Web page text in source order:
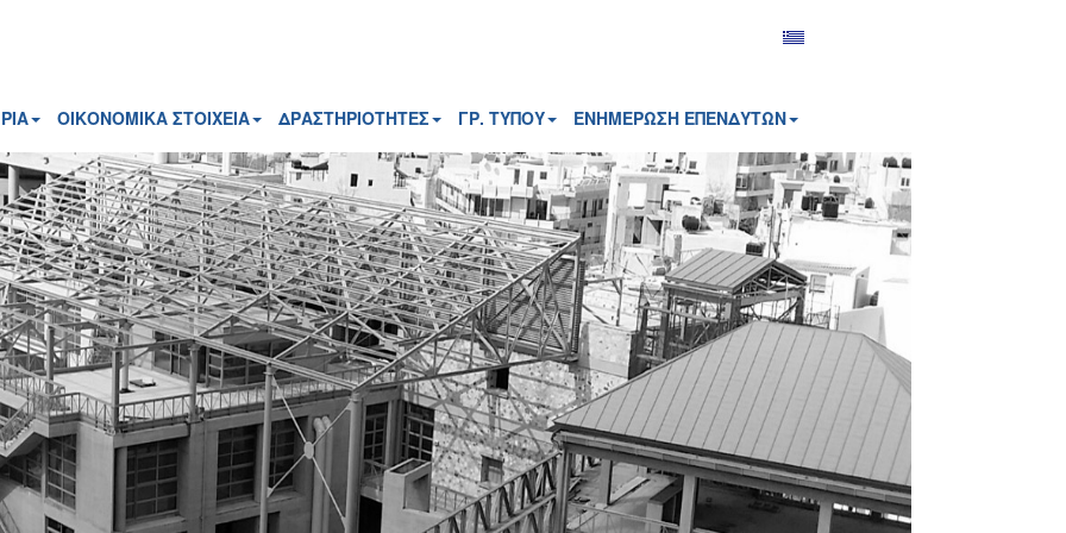
ΟΙΚΟΝΟΜΙΚΑ ΣΤΟΙΧΕΙΑ ΔΡΑΣΤΗΡΙΟΤΗΤΕΣ ΓΡ. ΤΥΠΟΥ ΕΝΗΜΕΡΩΣΗ ΕΠΕΝΔΥΤΩΝ